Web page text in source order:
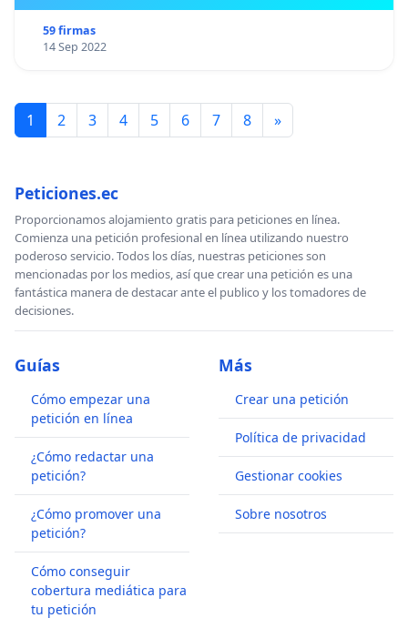
59 firmas
14 Sep 2022
1 2 3 4 5 6 7 8 »
Peticiones.ec
Proporcionamos alojamiento gratis para peticiones en línea.
Comienza una petición profesional en línea utilizando nuestro
poderoso servicio. Todos los días, nuestras peticiones son
mencionadas por los medios, así que crear una petición es una
fantástica manera de destacar ante el publico y los tomadores de
decisiones.
Guías
Cómo empezar una
petición en línea
¿Cómo redactar una
petición?
¿Cómo promover una
petición?
Cómo conseguir
cobertura mediática para
tu petición
Más
Crear una petición
Política de privacidad
Gestionar cookies
Sobre nosotros